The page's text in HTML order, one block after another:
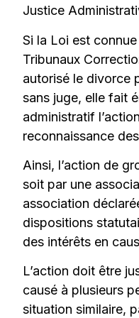
Justice
Si la Loi est
Tribunaux
autorisé le divorce
sans juge, elle fait
administratif
reconnaissance
Ainsi, l’action de
soit par une
association
dispositions
des intérêts en
L’action doit être
causé à plusieurs
situation similaire,